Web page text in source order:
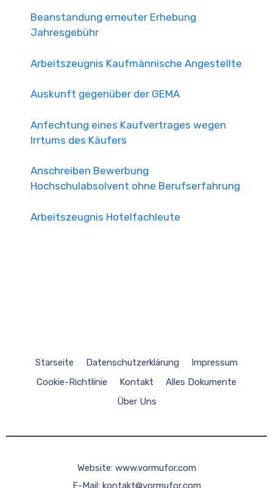
Beanstandung erneuter Erhebung
Jahresgebühr
Arbeitszeugnis Kaufmännische Angestellte
Auskunft gegenüber der GEMA
Anfechtung eines Kaufvertrages wegen
Irrtums des Käufers
Anschreiben Bewerbung
Hochschulabsolvent ohne Berufserfahrung
Arbeitszeugnis Hotelfachleute
Starseite Datenschutzerklärung
Impressum
Cookie-Richtlinie
Kontakt
Alles Dokumente
Über Uns
Website: www.vormufor.com
E-Mail: kontakt@vormufor.com